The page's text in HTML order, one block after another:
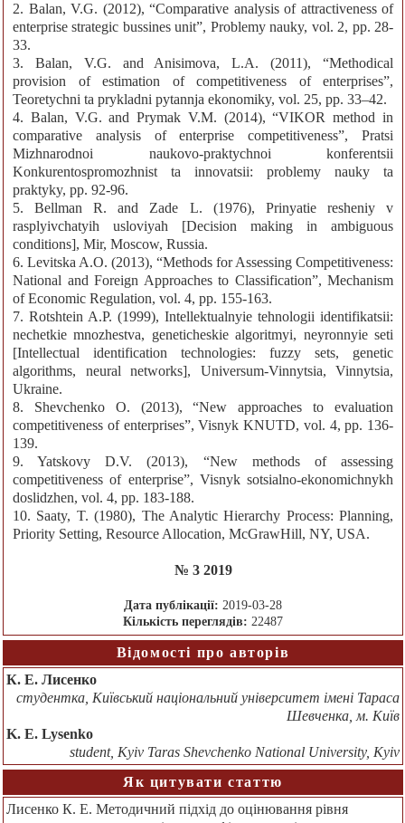
2. Balan, V.G. (2012), “Comparative analysis of attractiveness of
enterprise strategic bussines unit”, Problemy nauky, vol. 2, pp. 28-
33.
3. Balan, V.G. аnd Anisimova, L.A. (2011), “Methodical
provision of estimation of competitiveness of enterprises”,
Teoretychni ta prykladni pytannja ekonomiky, vol. 25, pp. 33–42.
4. Balan, V.G. аnd Prymak V.M. (2014), “VIKOR method in
comparative analysis of enterprise competitiveness”, Pratsi
Mizhnarodnoi naukovo-praktychnoi konferentsii
Konkurentospromozhnist ta innovatsii: problemy nauky ta
praktyky, pp. 92-96.
5. Bellman R. and Zade L. (1976), Prinyatie resheniy v
rasplyivchatyih usloviyah [Decision making in ambiguous
conditions], Mir, Moscow, Russia.
6. Levitska A.O. (2013), “Methods for Assessing Competitiveness:
National and Foreign Approaches to Classification”, Mechanism
of Economic Regulation, vol. 4, pp. 155-163.
7. Rotshtein A.P. (1999), Intellektualnyie tehnologii identifikatsii:
nechetkie mnozhestva, geneticheskie algoritmyi, neyronnyie seti
[Intellectual identification technologies: fuzzy sets, genetic
algorithms, neural networks], Universum-Vinnytsia, Vinnytsia,
Ukraine.
8. Shevchenko О. (2013), “New approaches to evaluation
competitiveness of enterprises”, Visnyk KNUTD, vol. 4, pp. 136-
139.
9. Yatskovy D.V. (2013), “New methods of assessing
competitiveness of enterprise”, Visnyk sotsialno-ekonomichnykh
doslidzhen, vol. 4, pp. 183-188.
10. Saaty, T. (1980), The Analytic Hierarchy Process: Planning,
Priority Setting, Resource Allocation, McGrawHill, NY, USA.
№ 3 2019
Дата публікації: 2019-03-28
Кількість переглядів: 22487
Відомості про авторів
К. Е. Лисенко
студентка, Київський національний університет імені Тараса
Шевченка, м. Київ
K. E. Lysenko
student, Kyiv Taras Shevchenko National University, Kyiv
Як цитувати статтю
Лисенко К. Е. Методичний підхід до оцінювання рівня